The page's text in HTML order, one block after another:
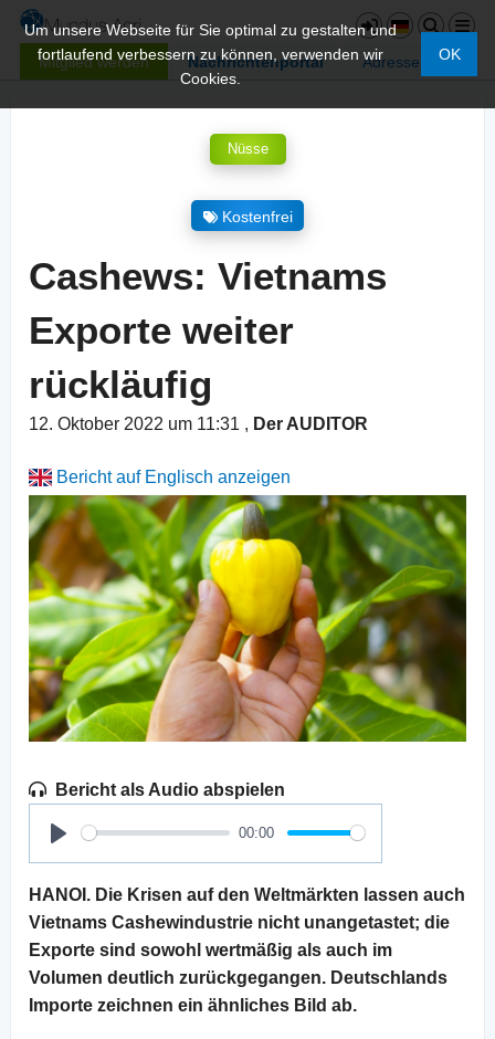
Mitglied werden Nachrichtenportal Adressen
Um unsere Webseite für Sie optimal zu gestalten und
fortlaufend verbessern zu können, verwenden wir
Cookies.
OK
Nüsse
Kostenfrei
Cashews: Vietnams
Exporte weiter
rückläufig
12. Oktober 2022 um 11:31 , Der AUDITOR
Bericht auf Englisch anzeigen
Bericht als Audio abspielen
Play
00:00
HANOI. Die Krisen auf den Weltmärkten lassen auch
Vietnams Cashewindustrie nicht unangetastet; die
Exporte sind sowohl wertmäßig als auch im
Volumen deutlich zurückgegangen. Deutschlands
Importe zeichnen ein ähnliches Bild ab.